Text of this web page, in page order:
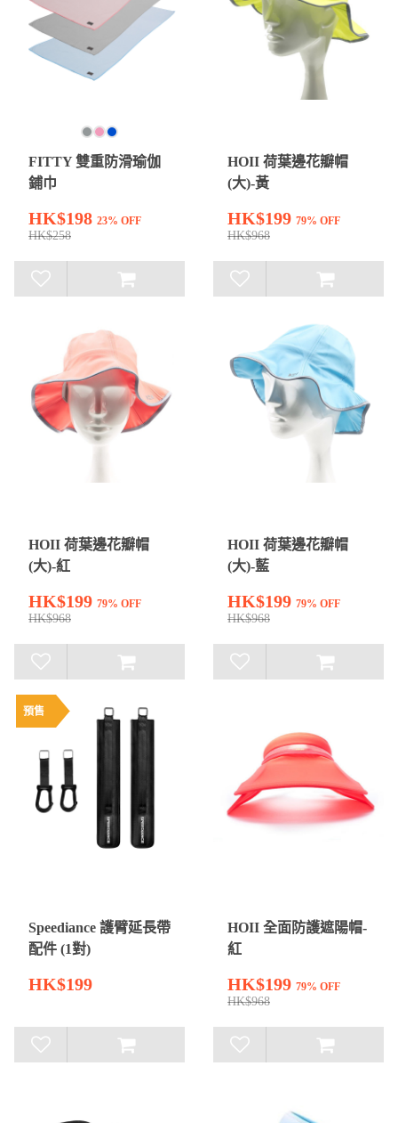
FITTY 雙重防滑瑜伽
鋪巾
HK$198 23% OFF
HK$258
HOII 荷葉邊花瓣帽
(大)-黃
HK$199 79% OFF
HK$968
HOII 荷葉邊花瓣帽
(大)-紅
HK$199 79% OFF
HK$968
HOII 荷葉邊花瓣帽
(大)-藍
HK$199 79% OFF
HK$968
預售
Speediance 護臂延長帶
配件 (1對)
HK$199
HOII 全面防護遮陽帽-
紅
HK$199 79% OFF
HK$968